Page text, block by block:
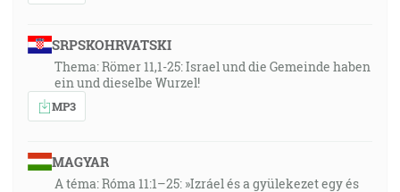
27:05
budú všetci spurní a všetci, ktorí páchajú bezbožnosť,
slamou a spáli ich deň, ktorý prijde, hovorí Hospodin
Zástupov, takže im neponechá ani koreňa ani haluzi.
[Mal 4:1]
28:30
Tedy keď vás Syn vyslobodí, budete skutočne
SRPSKOHRVATSKI
Thema: Römer 11,1-25: Israel und die Gemeinde haben
ein und dieselbe Wurzel!
MP3
MAGYAR
A téma: Róma 11:1–25: »Izráel és a gyülekezet egy és